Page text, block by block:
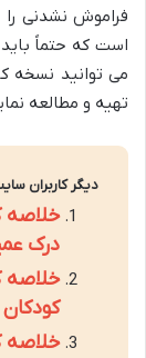
فراموش نشدنی
است که حتماً باید
می توانید نسخه
تهیه و مطالعه
دیگر کاربران
خلاصه
درک
خلاصه
خلاصه